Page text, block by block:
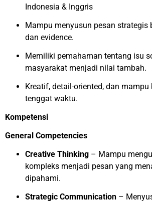
Indonesia & Inggris
Mampu menyusun pesan strategis
dan evidence.
Memiliki pemahaman tentang isu
masyarakat menjadi nilai tambah.
Kreatif, detail-oriented, dan mampu
tenggat waktu.
Kompetensi
General Competencies
Creative Thinking – Mampu
kompleks menjadi pesan yang
dipahami.
Strategic Communication –